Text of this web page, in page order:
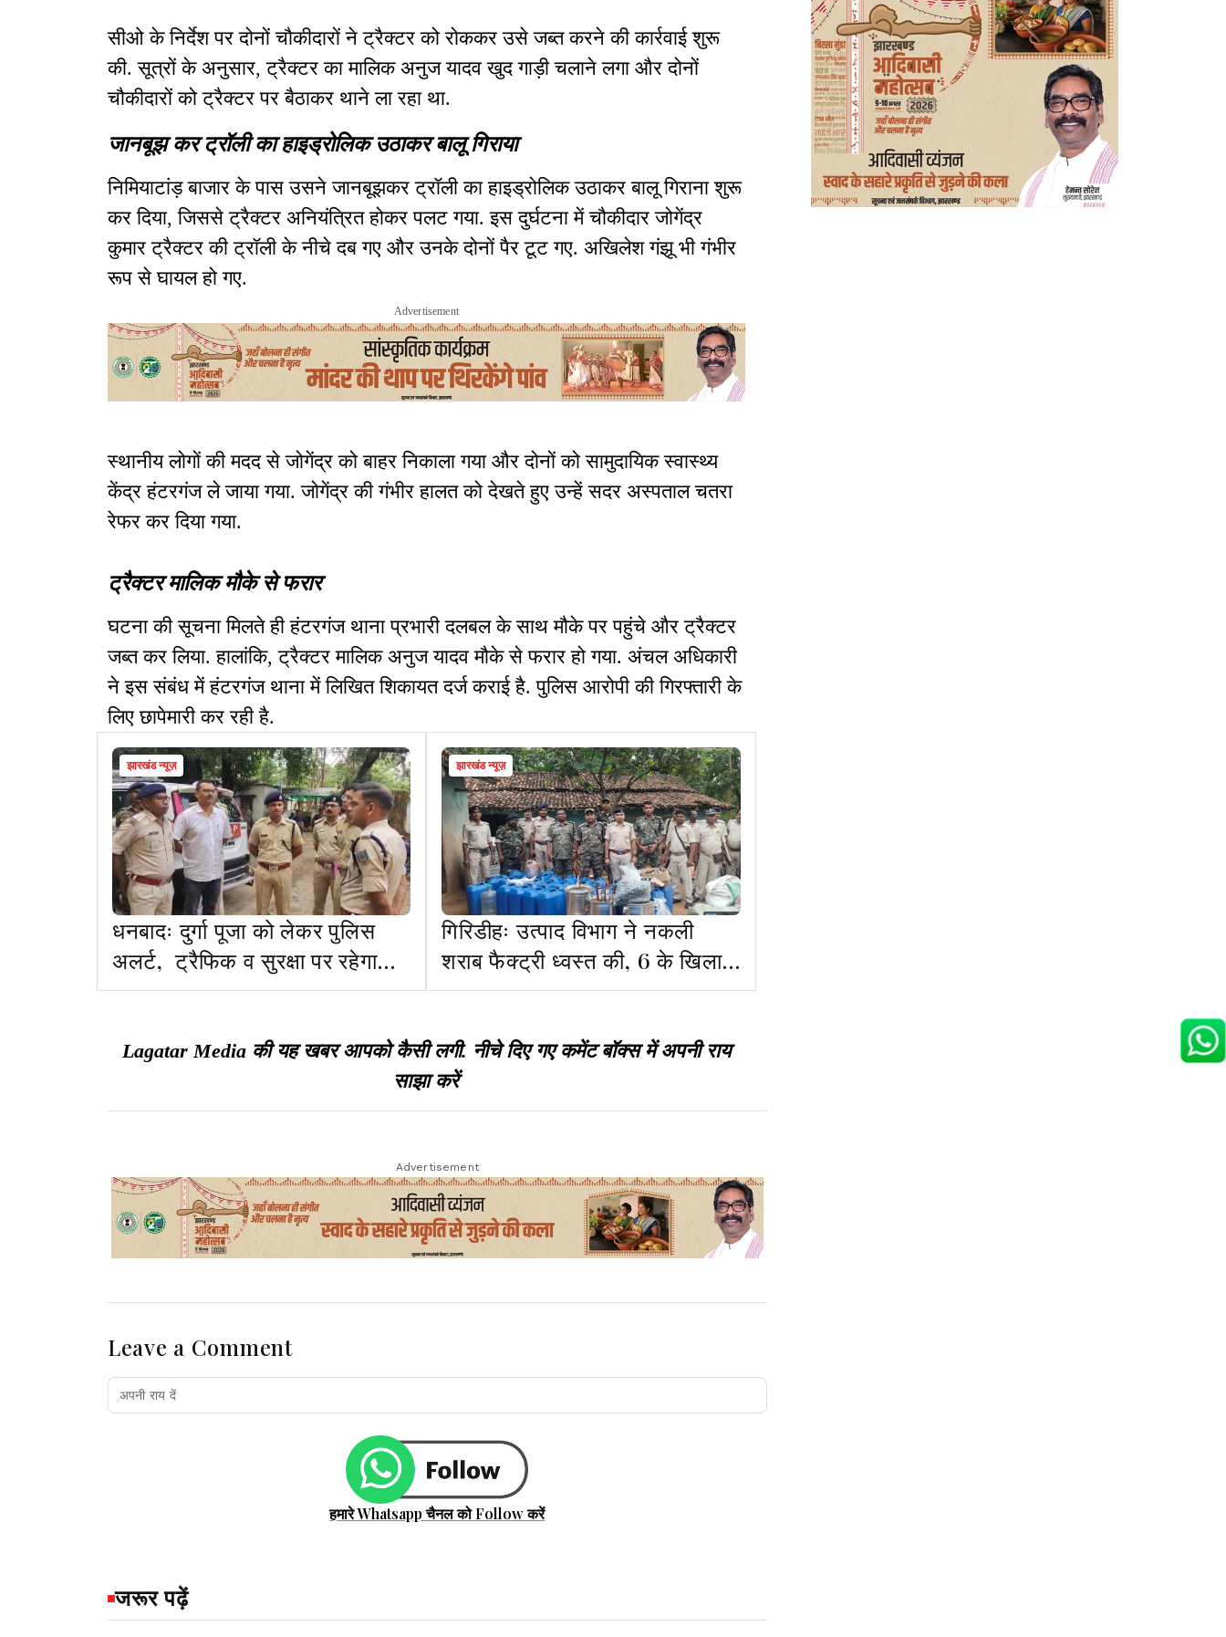
सीओ के निर्देश पर दोनों चौकीदारों ने ट्रैक्टर को रोककर उसे जब्त करने की कार्रवाई शुरू
की. सूत्रों के अनुसार, ट्रैक्टर का मालिक अनुज यादव खुद गाड़ी चलाने लगा और दोनों
चौकीदारों को ट्रैक्टर पर बैठाकर थाने ला रहा था.
जानबूझ कर ट्रॉली का हाइड्रोलिक उठाकर बालू गिराया
निमियाटांड़ बाजार के पास उसने जानबूझकर ट्रॉली का हाइड्रोलिक उठाकर बालू गिराना शुरू
कर दिया, जिससे ट्रैक्टर अनियंत्रित होकर पलट गया. इस दुर्घटना में चौकीदार जोगेंद्र
कुमार ट्रैक्टर की ट्रॉली के नीचे दब गए और उनके दोनों पैर टूट गए. अखिलेश गंझू भी गंभीर
रूप से घायल हो गए.
Advertisement
स्थानीय लोगों की मदद से जोगेंद्र को बाहर निकाला गया और दोनों को सामुदायिक स्वास्थ्य
केंद्र हंटरगंज ले जाया गया. जोगेंद्र की गंभीर हालत को देखते हुए उन्हें सदर अस्पताल चतरा
रेफर कर दिया गया.
ट्रैक्टर मालिक मौके से फरार
घटना की सूचना मिलते ही हंटरगंज थाना प्रभारी दलबल के साथ मौके पर पहुंचे और ट्रैक्टर
जब्त कर लिया. हालांकि, ट्रैक्टर मालिक अनुज यादव मौके से फरार हो गया. अंचल अधिकारी
ने इस संबंध में हंटरगंज थाना में लिखित शिकायत दर्ज कराई है. पुलिस आरोपी की गिरफ्तारी के
लिए छापेमारी कर रही है.
झारखंड न्यूज़
धनबादः दुर्गा पूजा को लेकर पुलिस
अलर्ट, ट्रैफिक व सुरक्षा पर रहेगा
विशेष फोकस
झारखंड न्यूज़
गिरिडीहः उत्पाद विभाग ने नकली
शराब फैक्ट्री ध्वस्त की, 6 के खिलाफ
केस दर्ज
Lagatar Media की यह खबर आपको कैसी लगी. नीचे दिए गए कमेंट बॉक्स में अपनी राय
साझा करें
Advertisement
Leave a Comment
हमारे Whatsapp चैनल को Follow करें
जरूर पढ़ें